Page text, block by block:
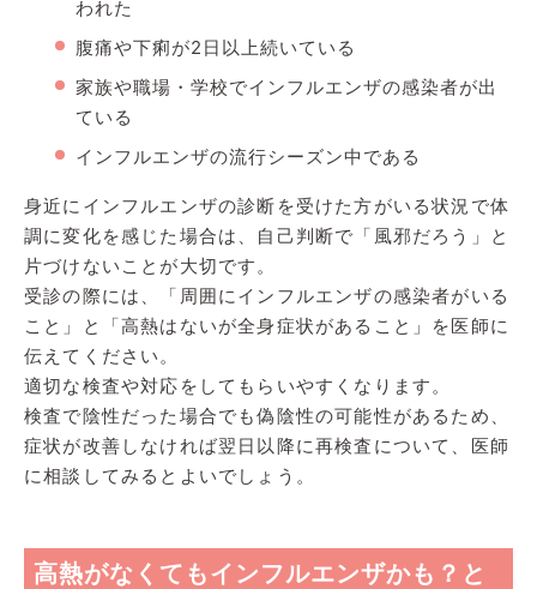
われた
腹痛や下痢が2日以上続いている
家族や職場・学校でインフルエンザの感染者が出
ている
インフルエンザの流行シーズン中である
身近にインフルエンザの診断を受けた方がいる状況で体
調に変化を感じた場合は、自己判断で「風邪だろう」と
片づけないことが大切です。
受診の際には、「周囲にインフルエンザの感染者がいる
こと」と「高熱はないが全身症状があること」を医師に
伝えてください。
適切な検査や対応をしてもらいやすくなります。
検査で陰性だった場合でも偽陰性の可能性があるため、
症状が改善しなければ翌日以降に再検査について、医師
に相談してみるとよいでしょう。
高熱がなくてもインフルエンザかも？と